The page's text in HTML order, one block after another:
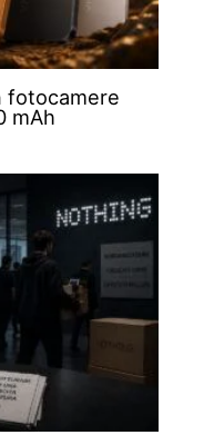
fotocamere
mAh